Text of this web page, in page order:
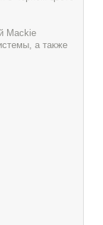
Mackie
а также